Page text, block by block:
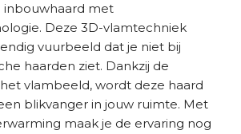
inbouwhaard met
Deze 3D-vlamtechniek
vuurbeeld dat je niet bij
haarden ziet. Dankzij de
vlambeeld, wordt deze haard
blikvanger in jouw ruimte. Met
maak je de ervaring nog